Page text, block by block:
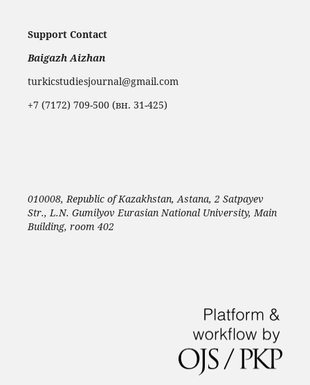
Support Contact
Baigazh Aizhan
turkicstudiesjournal@gmail.com
+7 (7172) 709-500 (вн. 31-425)
010008, Republic of Kazakhstan, Astana, 2 Satpayev
Str., L.N. Gumilyov Eurasian National University, Main
Building, room 402